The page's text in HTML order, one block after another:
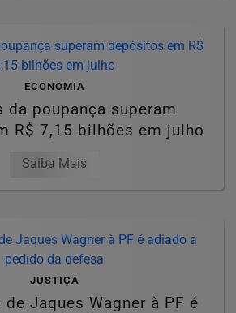
ECONOMIA
da poupança superam
R$ 7,15 bilhões em julho
Saiba Mais
JUSTIÇA
Jaques Wagner à PF é